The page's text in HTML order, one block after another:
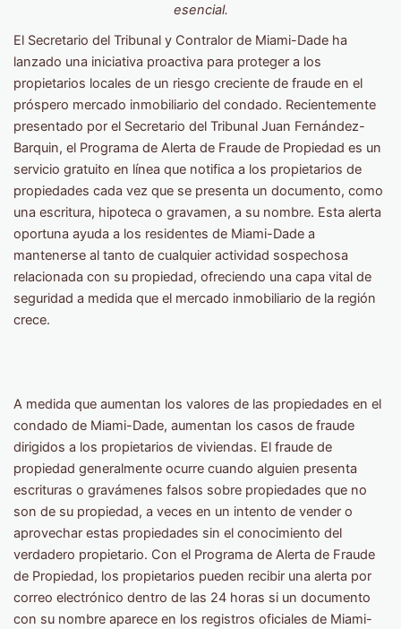
esencial.
El Secretario del Tribunal y Contralor de Miami-Dade ha
lanzado una iniciativa proactiva para proteger a los
propietarios locales de un riesgo creciente de fraude en el
próspero mercado inmobiliario del condado. Recientemente
presentado por el Secretario del Tribunal Juan Fernández-
Barquin, el Programa de Alerta de Fraude de Propiedad es un
servicio gratuito en línea que notifica a los propietarios de
propiedades cada vez que se presenta un documento, como
una escritura, hipoteca o gravamen, a su nombre. Esta alerta
oportuna ayuda a los residentes de Miami-Dade a
mantenerse al tanto de cualquier actividad sospechosa
relacionada con su propiedad, ofreciendo una capa vital de
seguridad a medida que el mercado inmobiliario de la región
crece.
A medida que aumentan los valores de las propiedades en el
condado de Miami-Dade, aumentan los casos de fraude
dirigidos a los propietarios de viviendas. El fraude de
propiedad generalmente ocurre cuando alguien presenta
escrituras o gravámenes falsos sobre propiedades que no
son de su propiedad, a veces en un intento de vender o
aprovechar estas propiedades sin el conocimiento del
verdadero propietario. Con el Programa de Alerta de Fraude
de Propiedad, los propietarios pueden recibir una alerta por
correo electrónico dentro de las 24 horas si un documento
con su nombre aparece en los registros oficiales de Miami-